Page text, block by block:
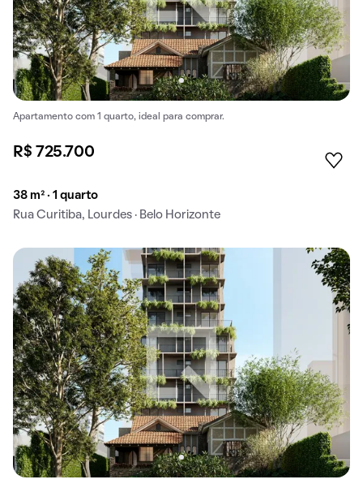
Apartamento com 1 quarto, ideal para comprar.
R$ 725.700
38 m² · 1 quarto
Rua Curitiba, Lourdes · Belo Horizonte